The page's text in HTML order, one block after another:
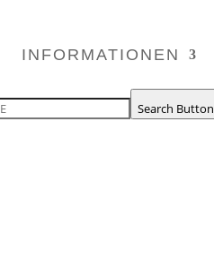
INFORMATIONEN
Search Button